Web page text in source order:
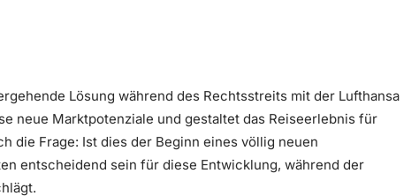
Lösung während des Rechtsstreits mit der Lufthansa
neue Marktpotenziale und gestaltet das Reiseerlebnis für
die Frage: Ist dies der Beginn eines völlig neuen
entscheidend sein für diese Entwicklung, während der